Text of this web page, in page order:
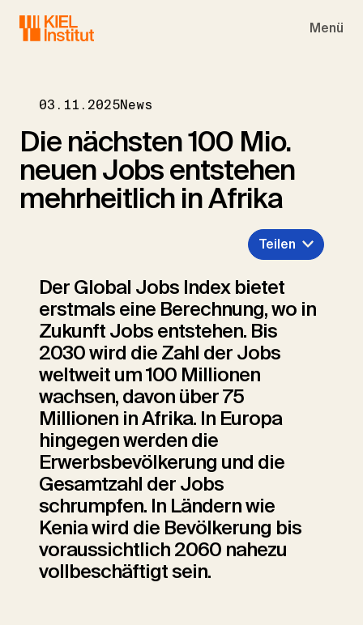
Menü
03.11.2025News
Die nächsten 100 Mio.
neuen Jobs entstehen
mehrheitlich in Afrika
Teilen
Der Global Jobs Index bietet
erstmals eine Berechnung, wo in
Zukunft Jobs entstehen. Bis
2030 wird die Zahl der Jobs
weltweit um 100 Millionen
wachsen, davon über 75
Millionen in Afrika. In Europa
hingegen werden die
Erwerbsbevölkerung und die
Gesamtzahl der Jobs
schrumpfen. In Ländern wie
Kenia wird die Bevölkerung bis
voraussichtlich 2060 nahezu
vollbeschäftigt sein.